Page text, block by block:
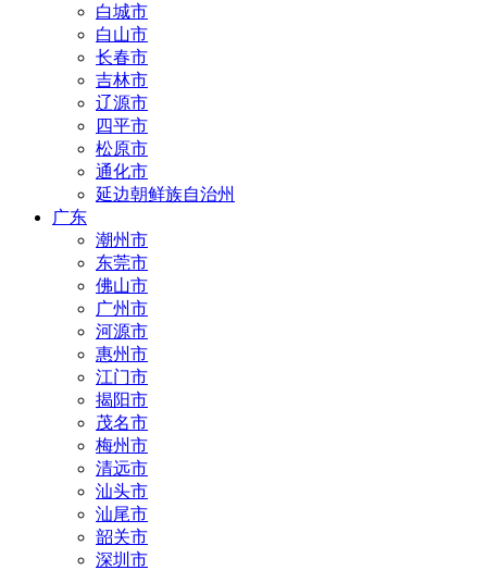
白城市
白山市
长春市
吉林市
辽源市
四平市
松原市
通化市
延边朝鲜族自治州
广东
潮州市
东莞市
佛山市
广州市
河源市
惠州市
江门市
揭阳市
茂名市
梅州市
清远市
汕头市
汕尾市
韶关市
深圳市